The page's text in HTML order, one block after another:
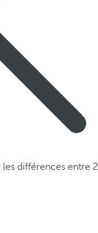
différences entre 2